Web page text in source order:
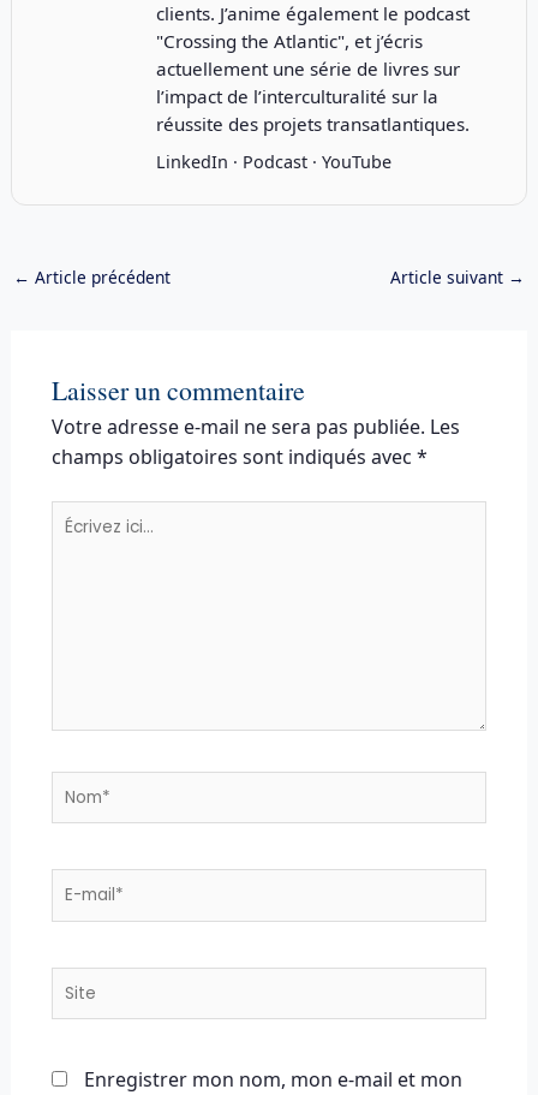
clients. J’anime également le podcast
"Crossing the Atlantic", et j’écris
actuellement une série de livres sur
l’impact de l’interculturalité sur la
réussite des projets transatlantiques.
LinkedIn · Podcast· YouTube
← Article précédent Article suivant →
Laisser un commentaire
Votre adresse e-mail ne sera pas publiée. Les
champs obligatoires sont indiqués avec *
Écrivez
Nom*
E-
Site
Enregistrer mon nom, mon e-mail et mon